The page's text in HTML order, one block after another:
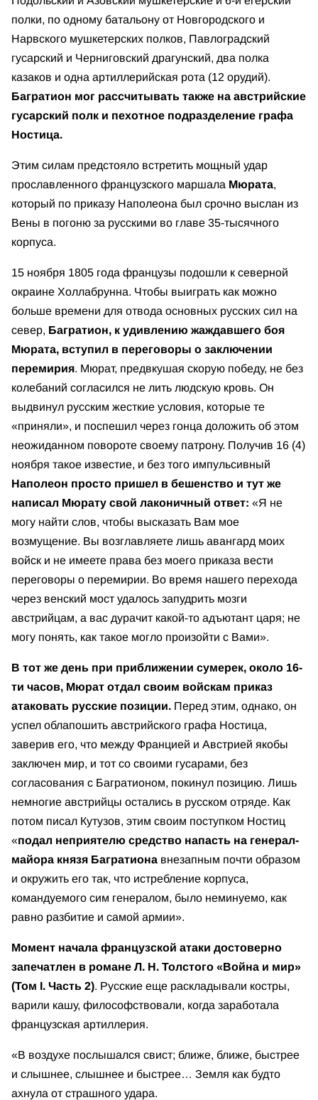
полки, по одному батальону от Новгородского и
Нарвского мушкетерских полков, Павлоградский
гусарский и Черниговский драгунский, два полка
казаков и одна артиллерийская рота (12 орудий).
Багратион мог рассчитывать также на австрийские
гусарский полк и пехотное подразделение графа
Ностица.
Этим силам предстояло встретить мощный удар
прославленного французского маршала Мюрата,
который по приказу Наполеона был срочно выслан из
Вены в погоню за русскими во главе 35-тысячного
корпуса.
15 ноября 1805 года французы подошли к северной
окраине Холлабрунна. Чтобы выиграть как можно
больше времени для отвода основных русских сил на
север, Багратион, к удивлению жаждавшего боя
Мюрата, вступил в переговоры о заключении
перемирия. Мюрат, предвкушая скорую победу, не без
колебаний согласился не лить людскую кровь. Он
выдвинул русским жесткие условия, которые те
«приняли», и поспешил через гонца доложить об этом
неожиданном повороте своему патрону. Получив 16 (4)
ноября такое известие, и без того импульсивный
Наполеон просто пришел в бешенство и тут же
написал Мюрату свой лаконичный ответ: «Я не
могу найти слов, чтобы высказать Вам мое
возмущение. Вы возглавляете лишь авангард моих
войск и не имеете права без моего приказа вести
переговоры о перемирии. Во время нашего перехода
через венский мост удалось запудрить мозги
австрийцам, а вас дурачит какой-то адъютант царя; не
могу понять, как такое могло произойти с Вами».
В тот же день при приближении сумерек, около 16-
ти часов, Мюрат отдал своим войскам приказ
атаковать русские позиции. Перед этим, однако, он
успел облапошить австрийского графа Ностица,
заверив его, что между Францией и Австрией якобы
заключен мир, и тот со своими гусарами, без
согласования с Багратионом, покинул позицию. Лишь
немногие австрийцы остались в русском отряде. Как
потом писал Кутузов, этим своим поступком Ностиц
«подал неприятелю средство напасть на генерал-
майора князя Багратиона внезапным почти образом
и окружить его так, что истребление корпуса,
командуемого сим генералом, было неминуемо, как
равно разбитие и самой армии».
Момент начала французской атаки достоверно
запечатлен в романе Л. Н. Толстого «Война и мир»
(Том I. Часть 2). Русские еще раскладывали костры,
варили кашу, философствовали, когда заработала
французская артиллерия.
«В воздухе послышался свист; ближе, ближе, быстрее
и слышнее, слышнее и быстрее… Земля как будто
ахнула от страшного удара.